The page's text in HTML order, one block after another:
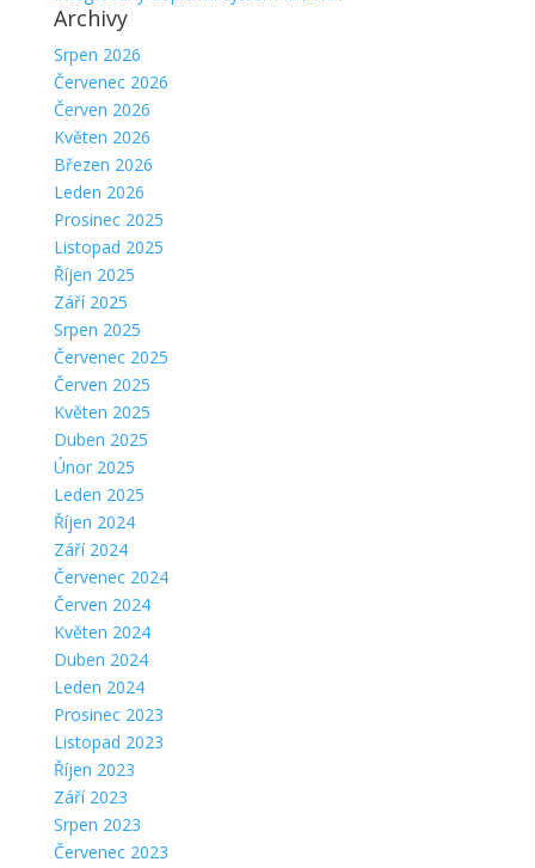
Archivy
Srpen 2026
Červenec 2026
Červen 2026
Květen 2026
Březen 2026
Leden 2026
Prosinec 2025
Listopad 2025
Říjen 2025
Září 2025
Srpen 2025
Červenec 2025
Červen 2025
Květen 2025
Duben 2025
Únor 2025
Leden 2025
Říjen 2024
Září 2024
Červenec 2024
Červen 2024
Květen 2024
Duben 2024
Leden 2024
Prosinec 2023
Listopad 2023
Říjen 2023
Září 2023
Srpen 2023
Červenec 2023